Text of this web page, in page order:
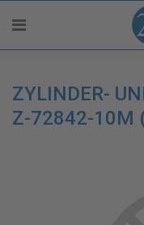
ZYLINDER-
Z-72842-10M